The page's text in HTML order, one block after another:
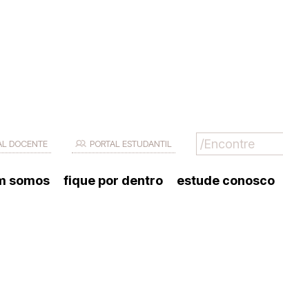
DOCENTE PORTAL ESTUDANTIL
somos fique por dentro estude conosco